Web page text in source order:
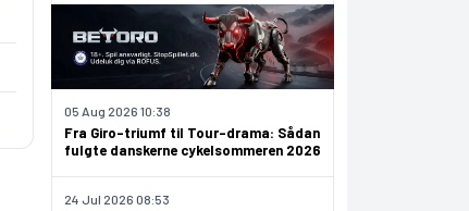
Fra Giro-triumf til Tour-drama: Sådan
fulgte danskerne cykelsommeren 2026
05 Aug 2026 10:38
24 Jul 2026 08:53